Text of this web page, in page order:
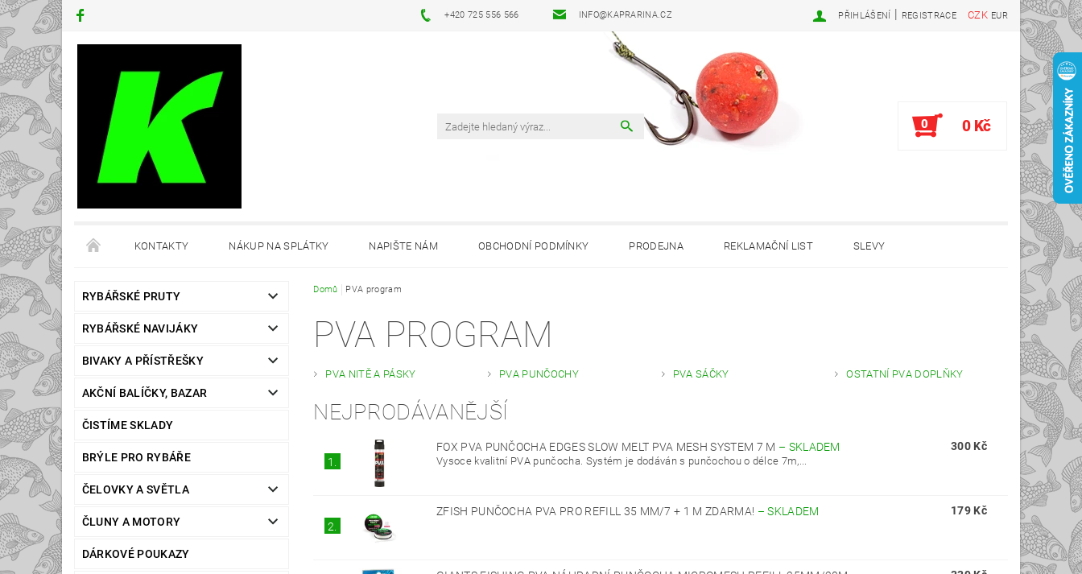
+420 725 556 566 INFO@KAPRARINA.CZ CZK EUR
PŘIHLÁŠENÍ | REGISTRACE
0 0 Kč
KONTAKTY NÁKUP NA SPLÁTKY NAPIŠTE NÁM OBCHODNÍ PODMÍNKY PRODEJNA REKLAMAČNÍ LIST SLEVY
RYBÁŘSKÉ PRUTY
RYBÁŘSKÉ NAVIJÁKY
BIVAKY A PŘÍSTŘEŠKY
AKČNÍ BALÍČKY, BAZAR
ČISTÍME SKLADY
BRÝLE PRO RYBÁŘE
ČELOVKY A SVĚTLA
ČLUNY A MOTORY
DÁRKOVÉ POUKAZY
Domů PVA program
PVA PROGRAM
PVA NITĚ A PÁSKY PVA PUNČOCHY PVA SÁČKY OSTATNÍ PVA DOPLŇKY
NEJPRODÁVANĚJŠÍ
1.
FOX PVA PUNČOCHA EDGES SLOW MELT PVA MESH SYSTEM 7 M – SKLADEM
Vysoce kvalitní PVA punčocha. Systém je dodáván s punčochou o délce 7m,...
300 Kč
2.
ZFISH PUNČOCHA PVA PRO REFILL 35 MM/7 + 1 M ZDARMA! –SKLADEM 179 Kč